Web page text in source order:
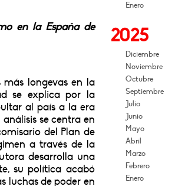
en la España de
más longevas en la
se explica por la
al país a la era
se centra en
del Plan de
a través de la
desarrolla una
su política acabó
luchas de poder en
Enero
2025
Diciembre
Noviembre
Octubre
Septiembre
Julio
Junio
Mayo
Abril
Marzo
Febrero
Enero